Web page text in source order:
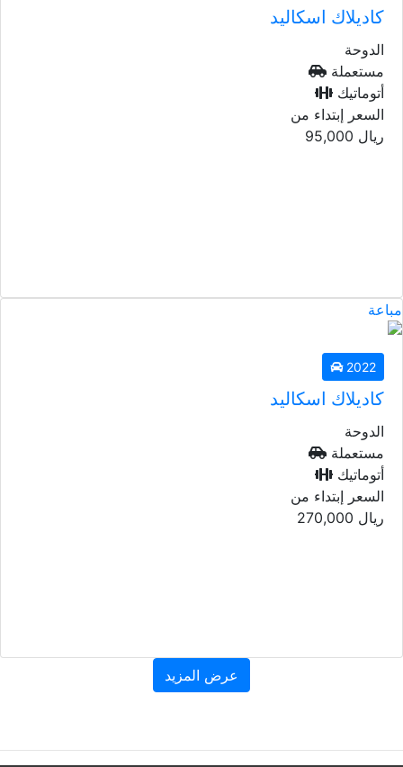
29,000ريال
كاديلاك اسكاليد
الدوحة
مستعملة
أتوماتيك
السعر إبتداء من
95,000 ريال
مباعة
2022
كاديلاك اسكاليد
الدوحة
مستعملة
أتوماتيك
السعر إبتداء من
270,000 ريال
عرض المزيد